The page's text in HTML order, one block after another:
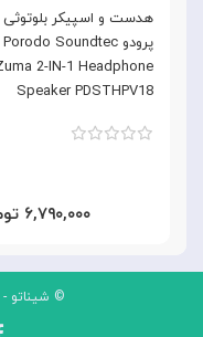
هدست و اسپیکر بلوتوثی
پرودو Porodo Soundtec
2-IN-1 Headphone
Speaker PDSTHPV18
۶,۷۹۰,۰۰۰ تومان
© شیناتو